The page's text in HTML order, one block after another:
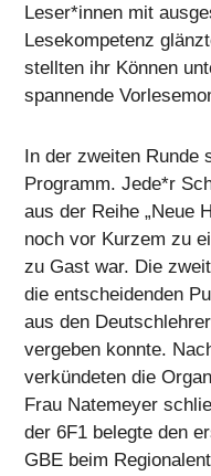
Leser*innen mit
Lesekompetenz
stellten ihr Können
spannende
In der zweiten Runde
Programm. Jede*r
aus der Reihe „Neue
noch vor Kurzem zu
zu Gast war. Die
die entscheidenden
aus den
vergeben konnte.
verkündeten die
Frau Natemeyer
der 6F1 belegte den
GBE beim